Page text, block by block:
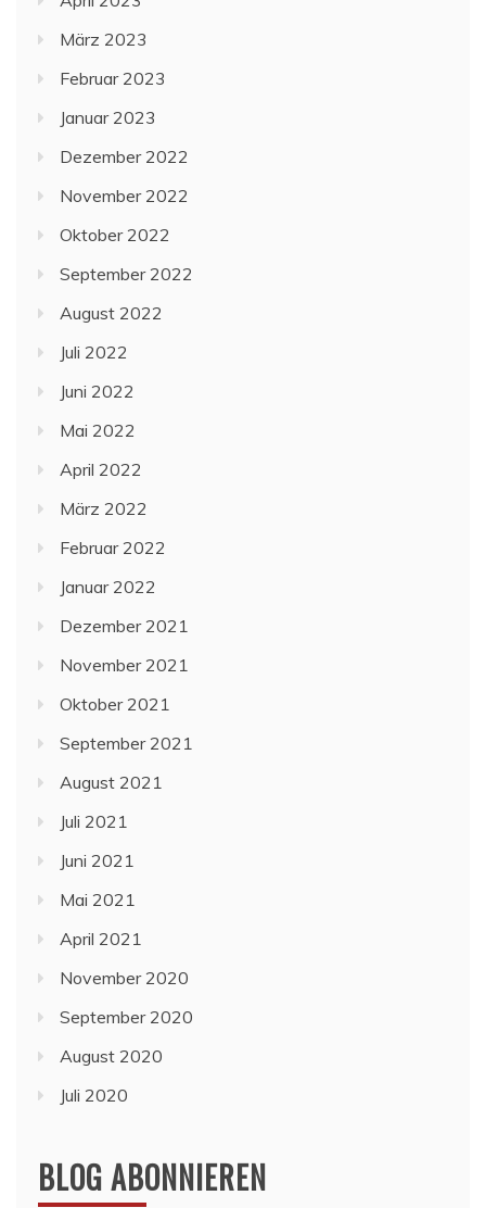
März 2023
Februar 2023
Januar 2023
Dezember 2022
November 2022
Oktober 2022
September 2022
August 2022
Juli 2022
Juni 2022
Mai 2022
April 2022
März 2022
Februar 2022
Januar 2022
Dezember 2021
November 2021
Oktober 2021
September 2021
August 2021
Juli 2021
Juni 2021
Mai 2021
April 2021
November 2020
September 2020
August 2020
Juli 2020
BLOG ABONNIEREN